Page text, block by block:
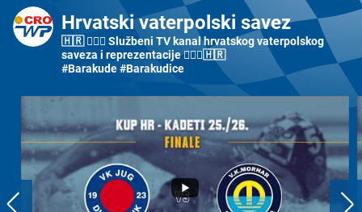
Hrvatski vaterpolski savez
🇭🇷 🤽🏼‍♂️ Službeni TV kanal hrvatskog vaterpolskog
saveza i reprezentacije 🤽🏼‍♀️🇭🇷
#Barakude #Barakudice